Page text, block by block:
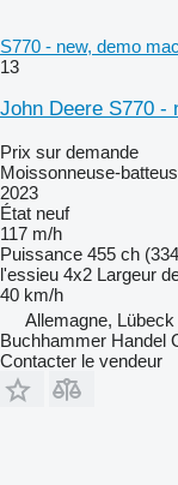
S770 - new, demo
13
John Deere S770 -
Prix sur demande
Moissonneuse-
2023
État neuf
117 m/h
Puissance 455 ch
l'essieu 4x2 Largeur
40 km/h
Allemagne, Lübeck
Buchhammer Handel
Contacter le vendeur